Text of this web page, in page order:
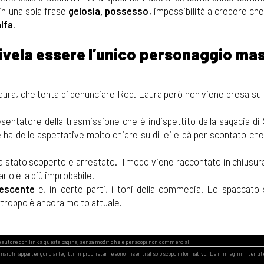
una sola frase gelosia, possesso , impossibilità a credere
essere l’unico personaggio
che tenta di denunciare Rod. Laura però non viene presa
della trasmissione che è indispettito dalla sagacia di
ha delle aspettative molto chiare su di lei e dà per scontato
stato scoperto e arrestato. Il modo viene raccontato in
è la più improbabile.
e, in certe parti, i toni della commedia. Lo spaccato
è ancora molto attuale.